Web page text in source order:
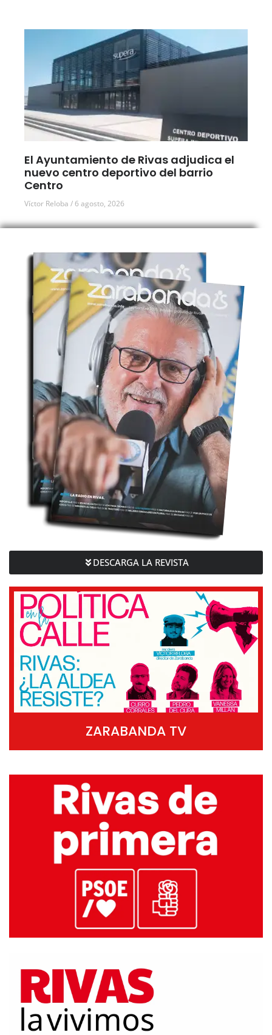
El Ayuntamiento de Rivas adjudica el
nuevo centro deportivo del barrio
Centro
Víctor Reloba 6 agosto, 2026
DESCARGA LA REVISTA
ZARABANDA TV